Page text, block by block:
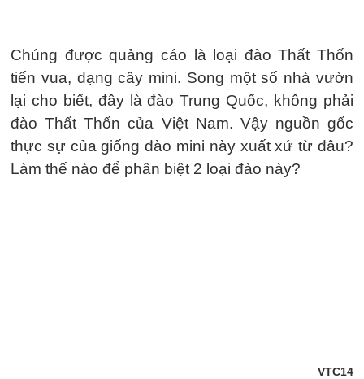
Chúng được quảng cáo là loại đào Thất Thốn
tiến vua, dạng cây mini. Song một số nhà vườn
lại cho biết, đây là đào Trung Quốc, không phải
đào Thất Thốn của Việt Nam. Vậy nguồn gốc
thực sự của giống đào mini này xuất xứ từ đâu?
Làm thế nào để phân biệt 2 loại đào này?
VTC14